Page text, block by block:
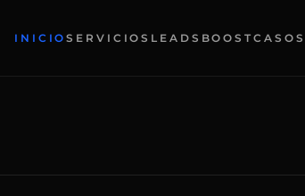
INICIOSERVICIOS LEADSBOOSTCASOS